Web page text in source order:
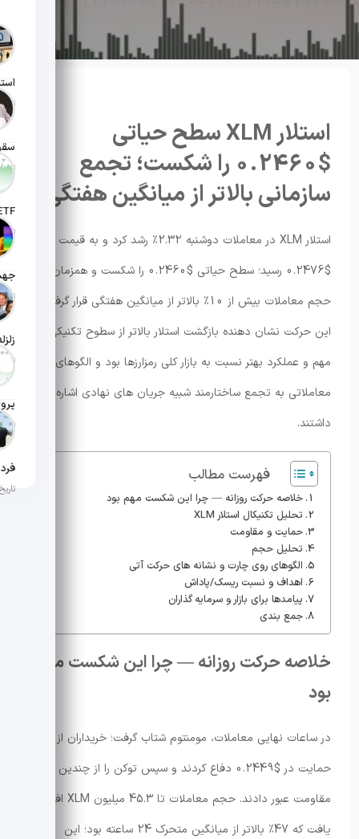
تاریخ
تاریخ
تاریخ
تاریخ
تاریخ
تاریخ
تاریخ
استلار XLM سطح حیاتی
$0.2460 را شکست؛ تجمع
سازمانی بالاتر از میانگین هفتگی
استلار XLM در معاملات دوشنبه 2.32٪ رشد کرد و به قیمت
$0.2476 رسید؛ سطح حیاتی $0.2460 را شکست و همزمان
حجم معاملات بیش از 10٪ بالاتر از میانگین هفتگی قرار گرفت.
این حرکت نشان دهنده بازگشت استلار بالاتر از سطوح تکنیکی
مهم و عملکرد بهتر نسبت به بازار کلی رمزارزها بود و الگوهای
معاملاتی به تجمع ساختارمند شبیه جریان های نهادی اشاره
داشتند.
فهرست مطالب
خلاصه حرکت روزانه — چرا این شکست مهم بود
تحلیل تکنیکال استلار XLM
حمایت و مقاومت
تحلیل حجم
الگوهای روی چارت و نشانه های حرکت آتی
اهداف و نسبت ریسک/پاداش
پیامدها برای بازار و سرمایه گذاران
جمع بندی
خلاصه حرکت روزانه — چرا این شکست مهم
بود
در ساعات نهایی معاملات، مومنتوم شتاب گرفت؛ خریداران از
حمایت در $0.2449 دفاع کردند و سپس توکن را از چندین ناحیه
مقاومت عبور دادند. حجم معاملات تا 45.3 میلیون XLM افزایش
یافت که 47٪ بالاتر از میانگین متحرک 24 ساعته بود؛ این